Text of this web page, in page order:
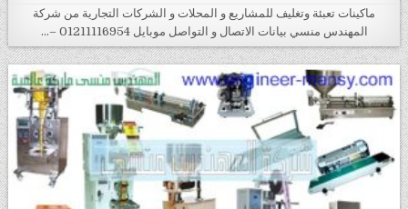
ماكينات تعبئة وتغليف للمشاريع و المحلات و الشركات التجارية من شركة
المهندس منسي بيانات الاتصال و التواصل موبايل 01211116954 –…